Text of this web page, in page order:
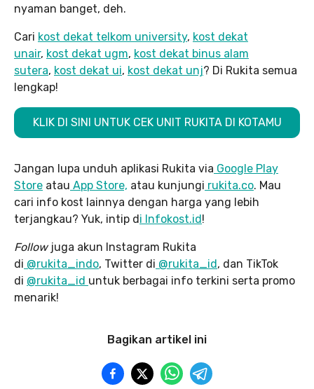
nyaman banget, deh.
Cari kost dekat telkom university, kost dekat
unair, kost dekat ugm, kost dekat binus alam
sutera, kost dekat ui, kost dekat unj? Di Rukita semua
lengkap!
KLIK DI SINI UNTUK CEK UNIT RUKITA DI KOTAMU
Jangan lupa unduh aplikasi Rukita via Google Play
Store atau App Store, atau kunjungi rukita.co. Mau
cari info kost lainnya dengan harga yang lebih
terjangkau? Yuk, intip d i Infokost.id !
Follow juga akun Instagram Rukita
di @rukita_indo, Twitter di @rukita_id , dan TikTok
di @rukita_id untuk berbagai info terkini serta promo
menarik!
Bagikan artikel ini